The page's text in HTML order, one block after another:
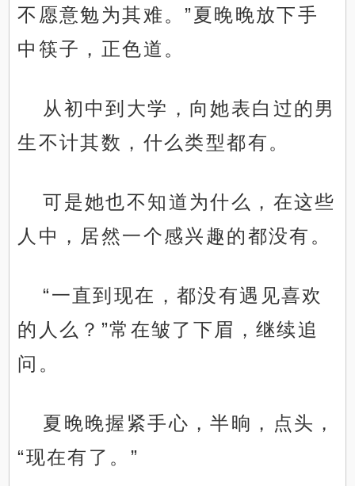
不愿意勉为其难。”夏晚晚放下手
中筷子，正色道。
从初中到大学，向她表白过的男
生不计其数，什么类型都有。
可是她也不知道为什么，在这些
人中，居然一个感兴趣的都没有。
“一直到现在，都没有遇见喜欢
的人么？”常在皱了下眉，继续追
问。
夏晚晚握紧手心，半晌，点头，
“现在有了。”